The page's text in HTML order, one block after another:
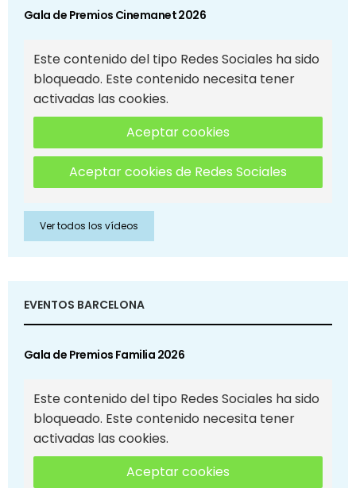
Gala de Premios Cinemanet 2026
Este contenido del tipo Redes Sociales ha sido
bloqueado. Este contenido necesita tener
activadas las cookies.
Aceptar cookies
Aceptar cookies de Redes Sociales
Ver todos los vídeos
EVENTOS BARCELONA
Gala de Premios Familia 2026
Este contenido del tipo Redes Sociales ha sido
bloqueado. Este contenido necesita tener
activadas las cookies.
Aceptar cookies